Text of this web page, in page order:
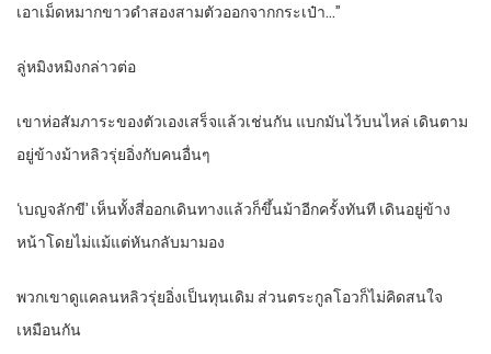
เอาเม็ดหมากขาวดำสองสามตัวออกจากกระเป๋า…”
ลู่หมิงหมิงกล่าวต่อ
เขาห่อสัมภาระของตัวเองเสร็จแล้วเช่นกัน แบกมันไว้บนไหล่ เดินตาม
อยู่ข้างม้าหลิวรุ่ยอิ่งกับคนอื่นๆ
‘เบญจลักขี’ เห็นทั้งสี่ออกเดินทางแล้วก็ขึ้นม้าอีกครั้งทันที เดินอยู่ข้าง
หน้าโดยไม่แม้แต่หันกลับมามอง
พวกเขาดูแคลนหลิวรุ่ยอิ่งเป็นทุนเดิม ส่วนตระกูลโอวก็ไม่คิดสนใจ
เหมือนกัน